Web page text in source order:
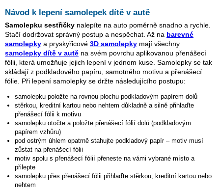
Návod k lepení samolepek dítě v autě
Samolepku sestřičky nalepíte na auto poměrně snadno a rychle.
Stačí dodržovat správný postup a nespěchat. Až na barevné
samolepky a pryskyřicové 3D samolepky mají všechny
samolepky dítě v autě na svém povrchu aplikovanou přenášecí
fólii, která umožňuje jejich lepení v jednom kuse. Samolepky se tak
skládají z podkladového papíru, samotného motivu a přenášecí
fólie. Při lepení samolepky se držte následujícího postupu:
samolepku položte na rovnou plochu podkladovým papírem dolů
stěrkou, kreditní kartou nebo nehtem důkladně a silně přihlaďte
přenášecí fólii k motivu
samolepku otočte a položte přenášecí fólií dolů (podkladovým
papírem vzhůru)
pod ostrým úhlem opatrně stahujte podkladový papír – motiv musí
zůstat na přenášecí fólii
motiv spolu s přenášecí fólií přeneste na vámi vybrané místo a
přilepte
samolepku přes přenášecí fólii přihlaďte stěrkou, kreditní kartou nebo
nehtem